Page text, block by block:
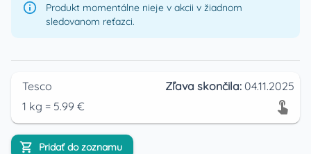
Produkt momentálne nieje v akcii v žiadnom
sledovanom reťazci.
Tesco Zľava skončila: 04.11.2025
1 kg = 5.99 €
Pridať do zoznamu